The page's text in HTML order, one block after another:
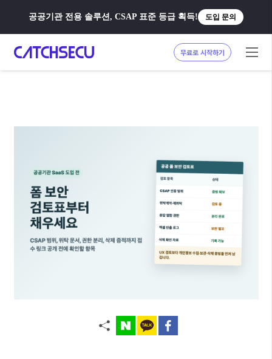
공공기관 전용 솔루션, CSAP 표준 등급 획득! 도입 문의
무료로 시작하기